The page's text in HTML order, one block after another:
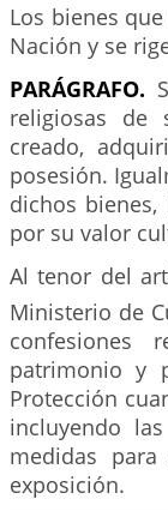
Los bienes
Nación y se
PARÁGRAFO.
religiosas de
creado,
posesión.
dichos
por su valor
Al tenor del
Ministerio de
confesiones
patrimonio y
Protección
incluyendo
medidas
exposición.